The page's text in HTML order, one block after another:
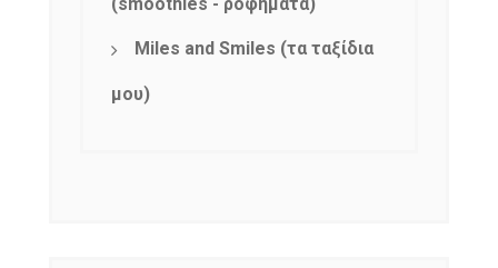
Miles and Smiles (τα ταξίδια
μου)